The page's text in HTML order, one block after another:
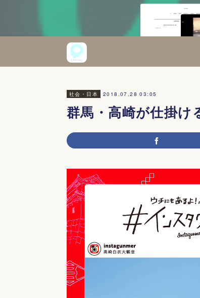
社会・日本 2018.07.28 03:05
群馬・高崎が仕掛け